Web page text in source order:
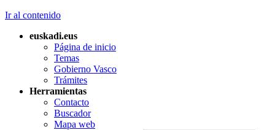
Ir al contenido
euskadi.eus
Página de inicio
Temas
Gobierno Vasco
Trámites
Herramientas
Contacto
Buscador
Mapa web